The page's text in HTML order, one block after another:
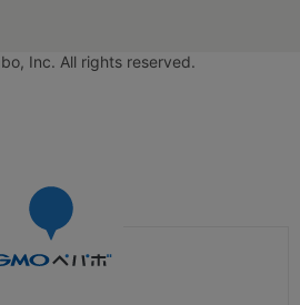
Inc. All rights reserved.